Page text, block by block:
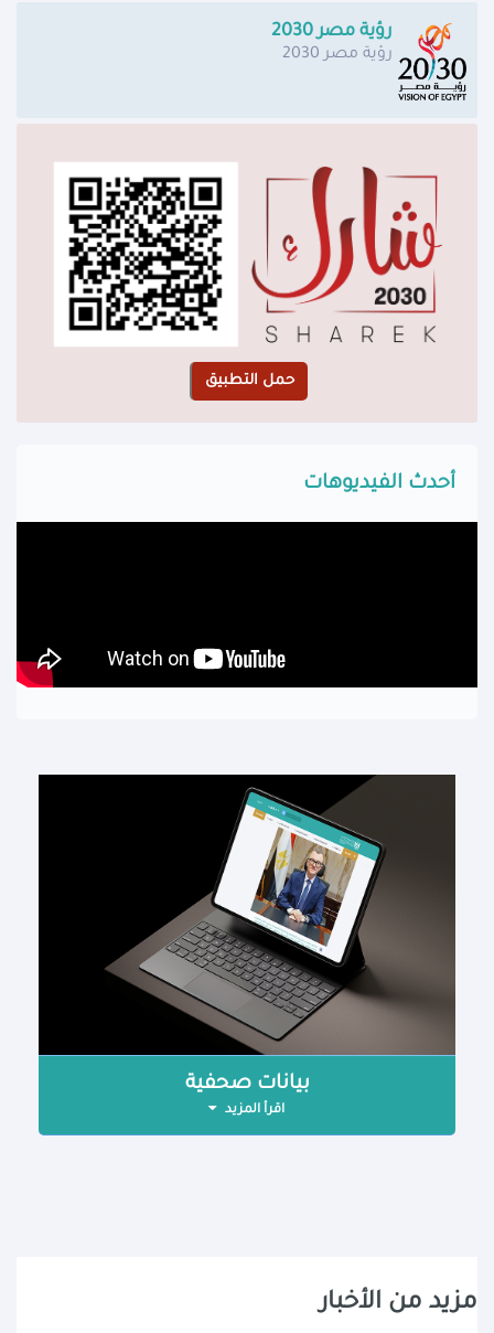
رؤية مصر 2030
رؤية مصر 2030
أحدث الفيديوهات
بيانات صحفية
اقرأ المزيد
مزيد من الأخبار